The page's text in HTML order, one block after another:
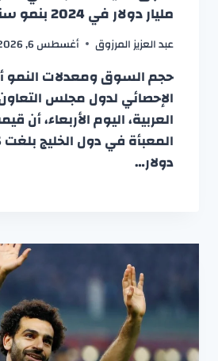
مليار دولار في 2024 بنمو سنوي 11%
عبد العزيز المرزوق أغسطس 6, 2026
حجم السوق ومعدلات النمو
الإحصائي لدول مجلس
العربية، اليوم الأربعاء، أن
دولار…